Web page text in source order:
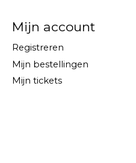
Mijn account
Registreren
Mijn bestellingen
Mijn tickets